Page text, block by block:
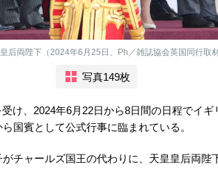
后両陛下（2024年6月25日、Ph／雑誌協会英国同行取材
写真149枚
け、2024年6月22日から8日間の日程でイギ
国賓として公式行事に臨まれている。
チャールズ国王の代わりに、天皇皇后両陛